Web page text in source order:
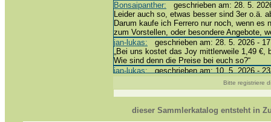
Bonsaipanther: geschrieben am: 28. 5.
Leider auch so, etwas besser sind 3er o.ä.
Darum kaufe ich Ferrero nur noch, wenn es
zum Vorstellen, oder besondere Angebote,
jan-lukas: geschrieben am: 28. 5. 2026 -
„Bei uns kostet das Joy mittlerweile 1,49 €,
Wie sind denn die Preise bei euch so?“
jan-lukas:geschrieben am: 10. 5. 2026 -
Bonsaipanther:geschrieben am: 10. 5.
@ Harald
https://www.ue-ei-portal-
Dein Enkel sollte zur Strafe die nächsten 3
Bitte registriere
dieser Sammlerkatalog entsteht in